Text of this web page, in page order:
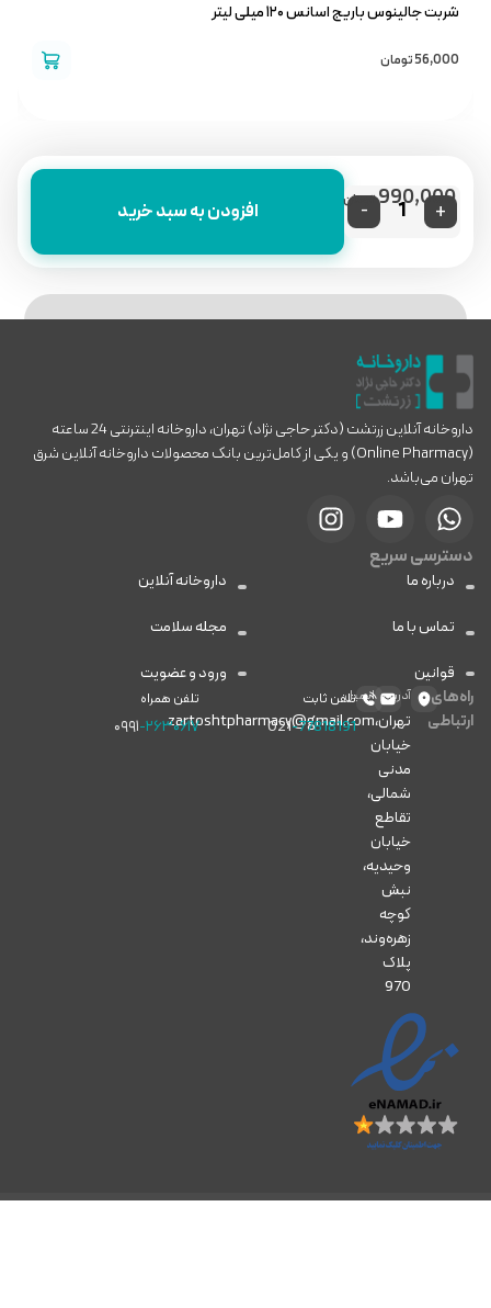
شربت جالینوس باریج اسانس ۱۲۰ میلی لیتر
56,000تومان
- + افزودن به سبد خرید 990,000تومان
داروخانه آنلاین زرتشت (دکتر حاجی نژاد) تهران، داروخانه اینترنتی 24 ساعته
(Online Pharmacy) و یکی از کامل‌ترین بانک محصولات داروخانه آنلاین شرق
تهران می‌باشد.
دسترسی سریع
درباره ما
تماس با ما
قوانین
داروخانه آنلاین
مجله سلامت
ورود و عضویت
راه‌های
ارتباطی
آدرس
تهران،
خیابان
مدنی
شمالی،
تقاطع
خیابان
وحیدیه،
نبش
کوچه
زهره‌وند،
پلاک
970
ایمیل
zartoshtpharmacy@gmail.com
تلفن ثابت
021-77818191
تلفن همراه
۰۹۹۱-۲۶۳۰۶۱۷